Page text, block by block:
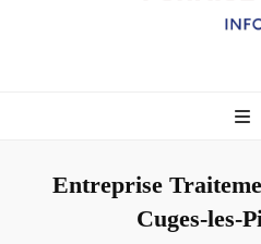
–
Entreprise
Cuges-les-